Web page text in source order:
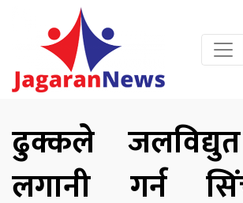
ढुक्कले जलविद्युत
लगानी गर्न